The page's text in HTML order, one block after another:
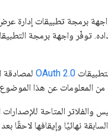
توفّر واجهة برمجة
OAuth 2.0 لمصادقة
من المعلومات عن هذا
والفلاتر المتاحة
نهائيًا وإيقافها لاحقًا